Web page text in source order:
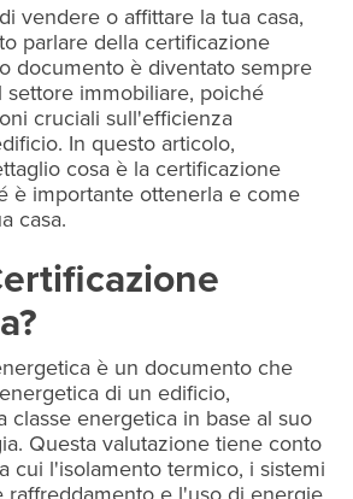
vendere o affittare la tua casa,
parlare della certificazione
documento è diventato sempre
immobiliare, poiché
cruciali sull'efficienza
In questo articolo,
cosa è la certificazione
è importante ottenerla e come
casa.
è un documento che
di un edificio,
classe energetica in base al suo
Questa valutazione tiene conto
cui l'isolamento termico, i sistemi